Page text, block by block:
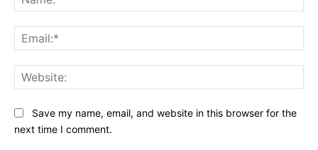
Save my name, email, and website in this browser for the
next time I comment.